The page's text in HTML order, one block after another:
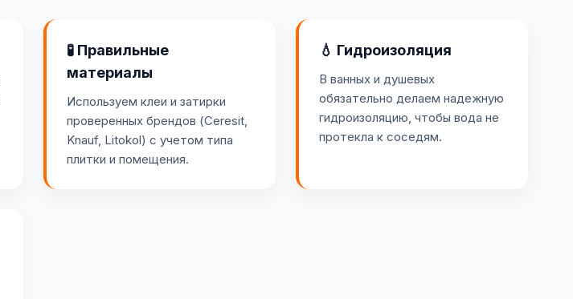
🧪 Правильные
материалы
Используем клеи и затирки
проверенных брендов (Ceresit,
Knauf, Litokol) с учетом типа
плитки и помещения.
💧 Гидроизоляция
В ванных и душевых
обязательно делаем надежную
гидроизоляцию, чтобы вода не
протекла к соседям.